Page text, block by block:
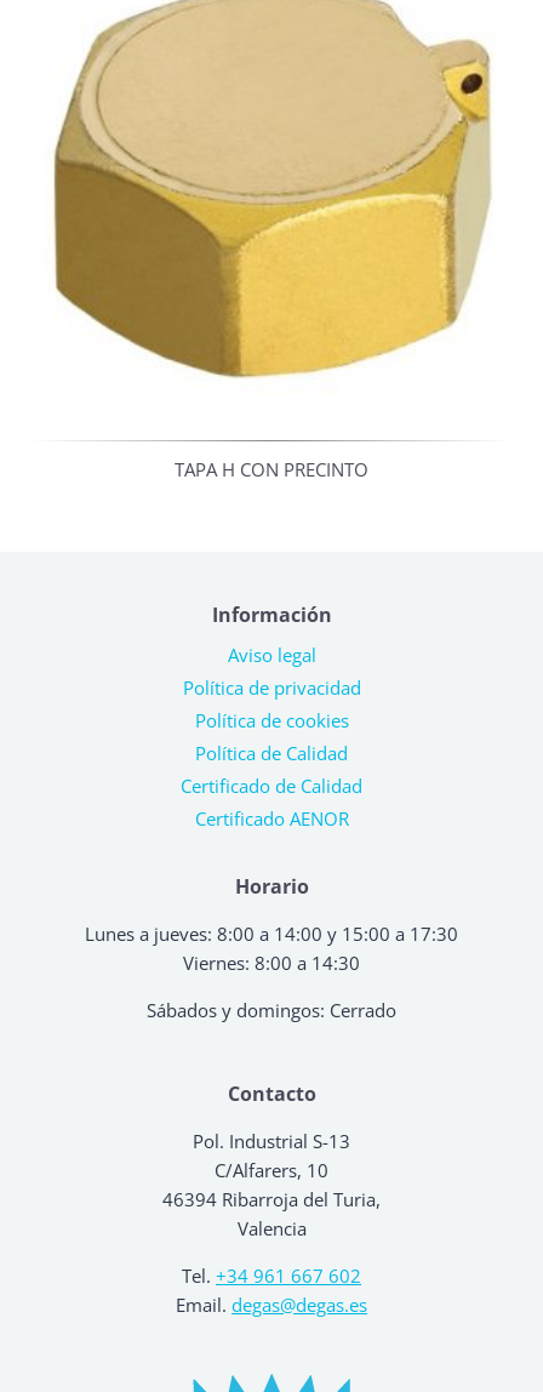
TAPA H CON PRECINTO
Contacto
Pol. Industrial S-13
C/Alfarers, 10
46394 Ribarroja del Turia,
Valencia
Tel. +34 961 667 602
Email. degas@degas.es
Horario
Lunes a jueves: 8:00 a 14:00 y 15:00 a 17:30
Viernes: 8:00 a 14:30
Sábados y domingos: Cerrado
Información
Aviso legal
Política de privacidad
Política de cookies
Política de Calidad
Certificado de Calidad
Certificado AENOR